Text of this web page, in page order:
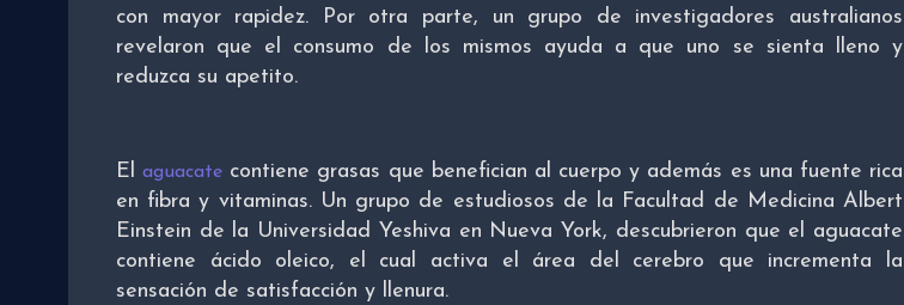
con mayor rapidez. Por otra parte, un grupo de investigadores australianos
revelaron que el consumo de los mismos ayuda a que uno se sienta lleno y
reduzca su apetito.
Elaguacate contiene grasas que benefician al cuerpo y además es una fuente rica
en fibra y vitaminas. Un grupo de estudiosos de la Facultad de Medicina Albert
Einstein de la Universidad Yeshiva en Nueva York, descubrieron que el aguacate
contiene ácido oleico, el cual activa el área del cerebro que incrementa la
sensación de satisfacción y llenura.